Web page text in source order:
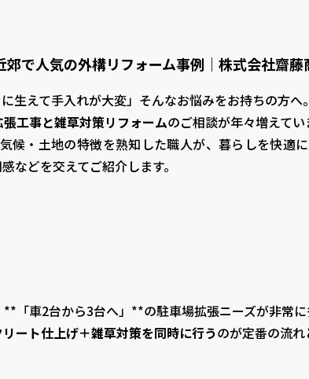
で人気の外構リフォーム事例｜株式会社齋藤
えて手入れが大変」――そんなお悩みをお持ちの方へ。
工事と雑草対策リフォームのご相談が年々増えてい
候・土地の特徴を熟知した職人が、暮らしを快適
などを交えてご紹介します。
車2台から3台へ」**の駐車場拡張ニーズが非常に
リート仕上げ＋雑草対策を同時に行うのが定番の流れ